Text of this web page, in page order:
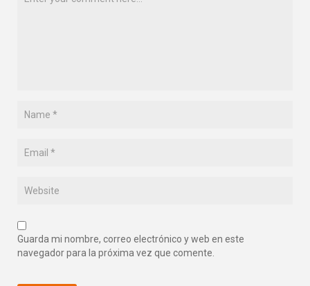
Guarda mi nombre, correo electrónico y web en este
navegador para la próxima vez que comente.